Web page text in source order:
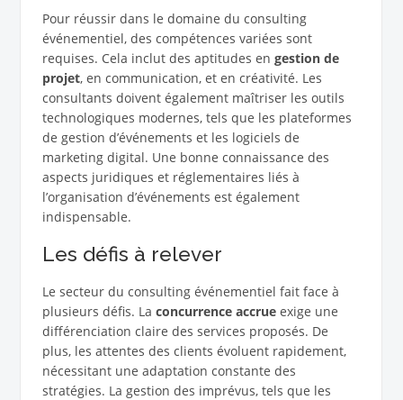
Pour réussir dans le domaine du consulting
événementiel, des compétences variées sont
requises. Cela inclut des aptitudes en gestion de
projet, en communication, et en créativité. Les
consultants doivent également maîtriser les outils
technologiques modernes, tels que les plateformes
de gestion d’événements et les logiciels de
marketing digital. Une bonne connaissance des
aspects juridiques et réglementaires liés à
l’organisation d’événements est également
indispensable.
Les défis à relever
Le secteur du consulting événementiel fait face à
plusieurs défis. La concurrence accrueexige une
différenciation claire des services proposés. De
plus, les attentes des clients évoluent rapidement,
nécessitant une adaptation constante des
stratégies. La gestion des imprévus, tels que les